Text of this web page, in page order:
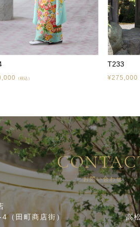
（税込）
T233
¥275,000
お問い合わせ
（田町商店街）
高